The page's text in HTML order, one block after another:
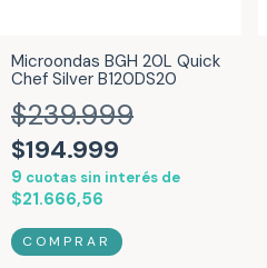
Microondas BGH 20L Quick
Chef Silver B120DS20
$239.999
$194.999
9 cuotas sin interés de
$21.666,56